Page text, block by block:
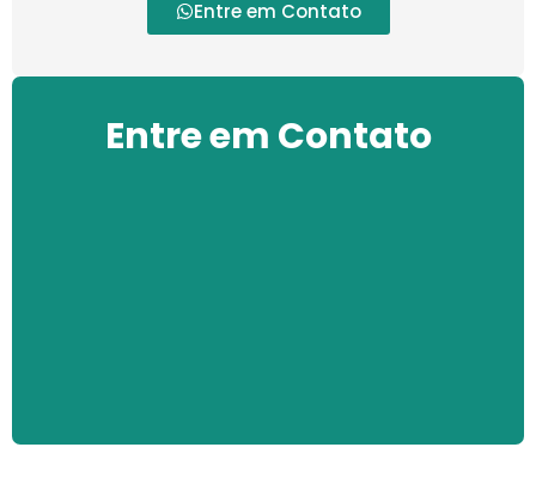
Entre em Contato
Entre em Contato